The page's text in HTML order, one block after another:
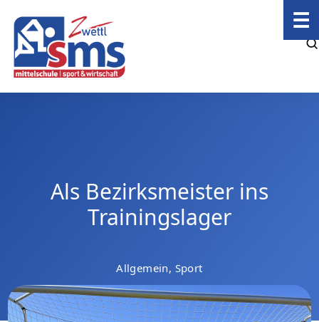
☰
Als Bezirksmeister ins
Trainingslager
Allgemein, Sport